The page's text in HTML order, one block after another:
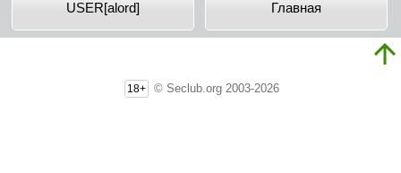
USER[alord] Главная
18+ © Seclub.org 2003-2026